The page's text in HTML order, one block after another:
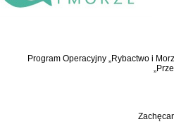
Program Operacyjny „Rybactwo i